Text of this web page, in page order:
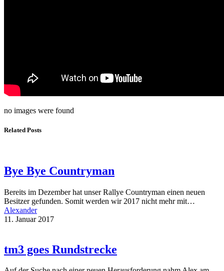
no images were found
Related Posts
Bye Bye Countryman
Bereits im Dezember hat unser Rallye Countryman einen neuen
Besitzer gefunden. Somit werden wir 2017 nicht mehr mit…
Alexander
11. Januar 2017
tm3 goes Rundstrecke